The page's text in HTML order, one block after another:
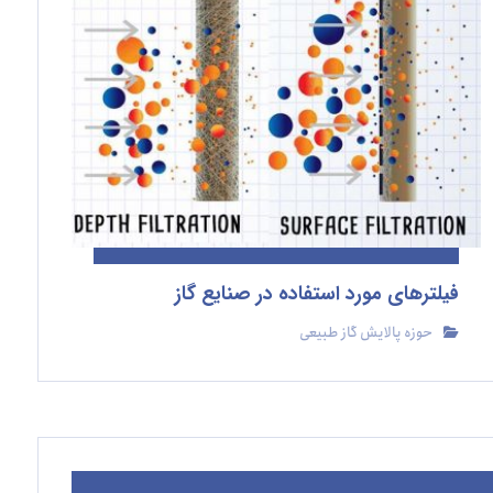
فیلترهای مورد استفاده در صنایع گاز
حوزه پالایش گاز طبیعی